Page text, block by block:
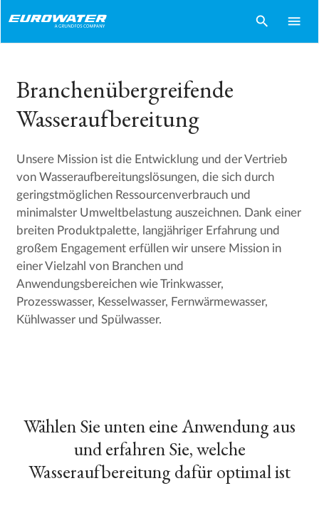
search menu
Branchenübergreifende
Wasseraufbereitung
Unsere Mission ist die Entwicklung und der Vertrieb
von Wasseraufbereitungslösungen, die sich durch
geringstmöglichen Ressourcenverbrauch und
minimalster Umweltbelastung auszeichnen. Dank einer
breiten Produktpalette, langjähriger Erfahrung und
großem Engagement erfüllen wir unsere Mission in
einer Vielzahl von Branchen und
Anwendungsbereichen wie Trinkwasser,
Prozesswasser, Kesselwasser, Fernwärmewasser,
Kühlwasser und Spülwasser.
Wählen Sie unten eine Anwendung aus
und erfahren Sie, welche
Wasseraufbereitung dafür optimal ist